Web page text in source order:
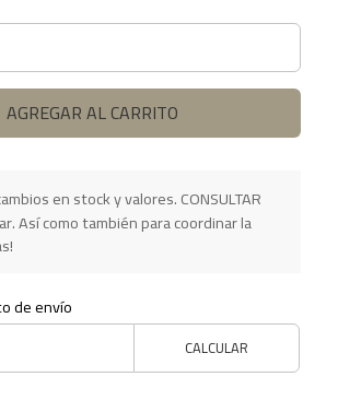
AGREGAR AL CARRITO
en stock y valores. CONSULTAR
Así como también para coordinar la
de envío
CALCULAR